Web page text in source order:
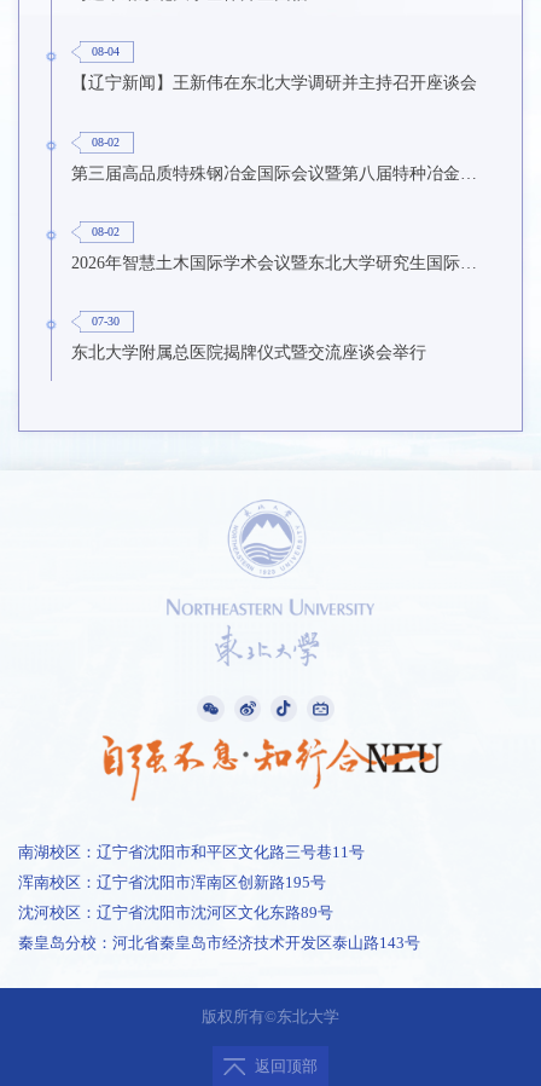
08-04
【辽宁新闻】王新伟在东北大学调研并主持召开座谈会
08-02
08-02
2026年智慧土木国际学术会议暨东北大学研究生国际暑期学校第九期在东北大学召开
07-30
东北大学附属总医院揭牌仪式暨交流座谈会举行
南湖校区：辽宁省沈阳市和平区文化路三号巷11号
浑南校区：辽宁省沈阳市浑南区创新路195号
沈河校区：辽宁省沈阳市沈河区文化东路89号
秦皇岛分校：河北省秦皇岛市经济技术开发区泰山路143号
版权所有©东北大学
返回顶部